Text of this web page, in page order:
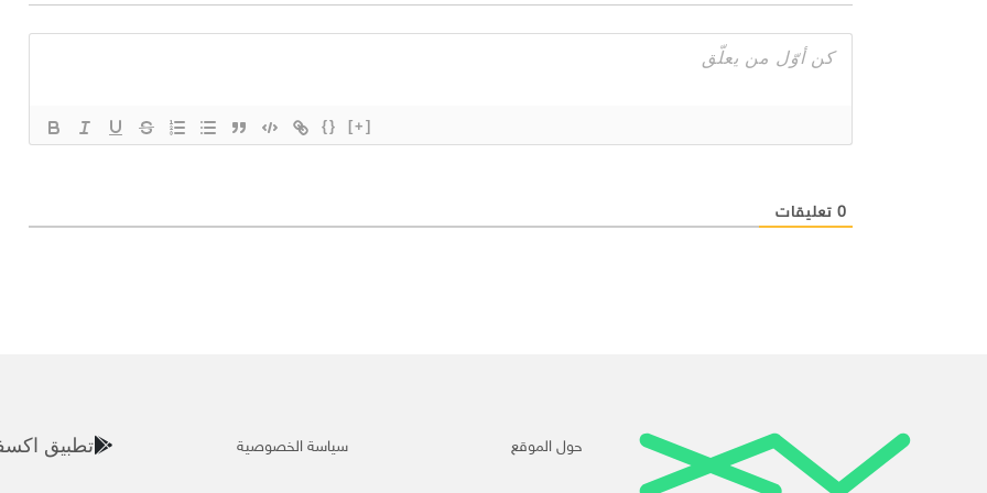
{} [+]
0 تعليقات
حول الموقع سياسة الخصوصية تطبيق